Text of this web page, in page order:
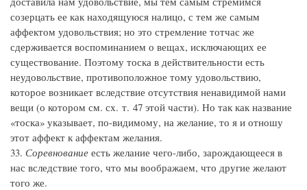
созерцать ее как находящуюся налицо, с тем же самым
аффектом удовольствия; но это стремление тотчас же
сдерживается воспоминанием о вещах, исключающих ее
существование. Поэтому тоска в действительности есть
неудовольствие, противоположное тому удовольствию,
которое возникает вследствие отсутствия ненавидимой нами
вещи (о котором см. сх. т. 47 этой части). Но так как название
«тоска» указывает, по-видимому, на желание, то я и отношу
этот аффект к аффектам желания.
33. Соревнование есть желание чего-либо, зарождающееся в
нас вследствие того, что мы воображаем, что другие желают
того же.